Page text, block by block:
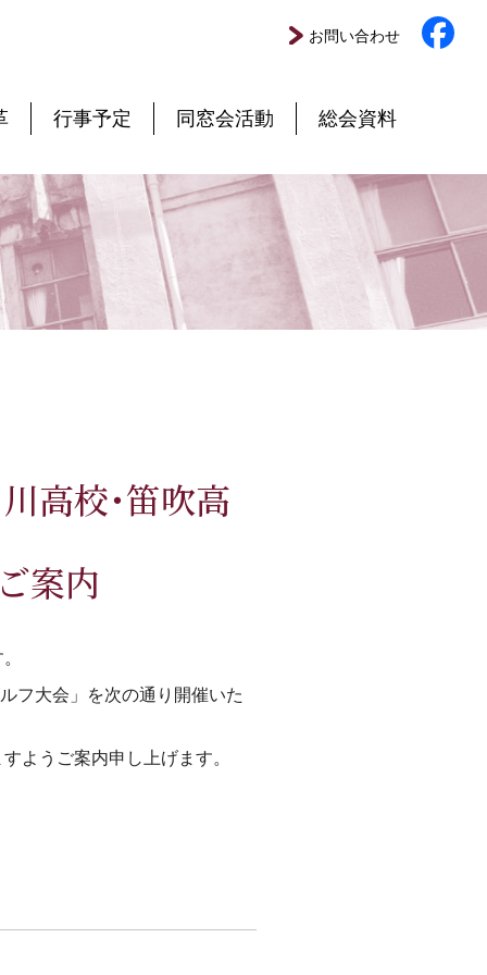
お問い合わせ
行事予定 同窓会活動 総会資料
高校･笛吹高
案内
フ大会」を次の通り開催いた
うご案内申し上げます。